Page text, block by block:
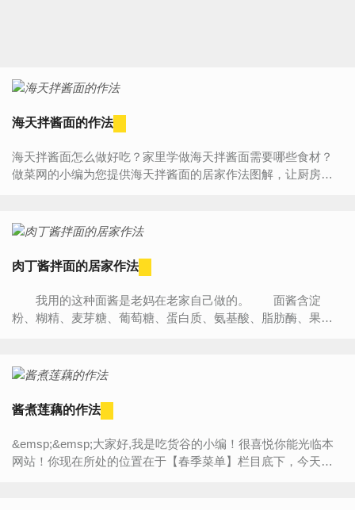
海天拌酱面的作法
海天拌酱面怎么做好吃？家里学做海天拌酱面需要哪些食材？
做菜网的小编为您提供海天拌酱面的居家作法图解，让厨房新
肉丁酱拌面的居家作法
我用的这种面酱是老妈在老家自己做的。 面酱含淀
粉、糊精、麦芽糖、葡萄糖、蛋白质、氨基酸、脂肪酶、果胶
酱煮莲藕的作法
&emsp;&emsp;大家好,我是吃货谷的小编！很喜悦你能光临本
网站！你现在所处的位置在于【春季菜单】栏目底下，今天将